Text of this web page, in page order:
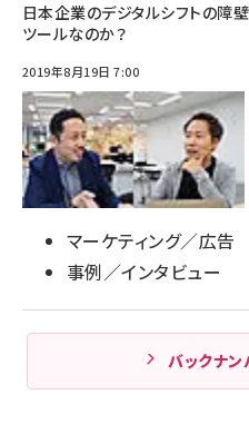
日本企業のデジタルシフトの障
ツールなのか？
2019年8月19日 7:00
マーケティング／広告
事例／インタビュー
バックナン